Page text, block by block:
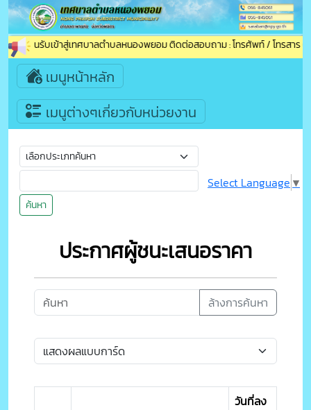
ดีต้อนรับเข้าสู่เทศบาลตำบลหนองพยอม ติดต่อสอบถาม : โทรศัพท์ / โทรสาร (แฟ
เมนูหน้าหลัก
เมนูต่างๆเกี่ยวกับหน่วยงาน
ค้นหา
Select Language ▼
ประกาศผู้ชนะเสนอราคา
ล้างการค้นหา
วันที่ลง